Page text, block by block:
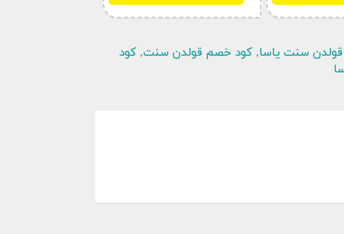
سنت ياسا, كود خصم قولدن سنت, كود